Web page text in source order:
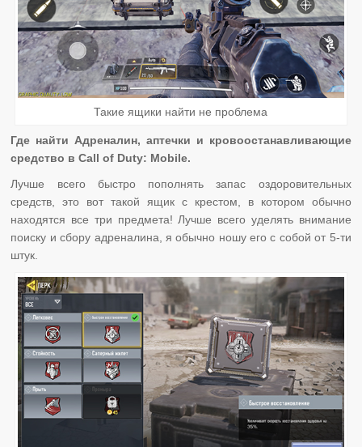
Такие ящики найти не проблема
Где найти Адреналин, аптечки и кровоостанавливающие
средство в Call of Duty: Mobile.
Лучше всего быстро пополнять запас оздоровительных
средств, это вот такой ящик с крестом, в котором обычно
находятся все три предмета! Лучше всего уделять внимание
поиску и сбору адреналина, я обычно ношу его с собой от 5-ти
штук.